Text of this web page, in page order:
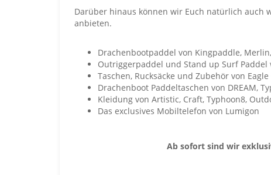
Darüber hinaus können wir Euch natürlich auch
anbieten.
Drachenbootpaddel von Kingpaddle,
Outriggerpaddel und Stand up Surf
Taschen, Rucksäcke und Zubehör von Eagle
Drachenboot Paddeltaschen von DREAM,
Kleidung von Artistic, Craft, Typhoon8,
Das exclusives Mobiltelefon von Lumigon
Ab sofort sind wir